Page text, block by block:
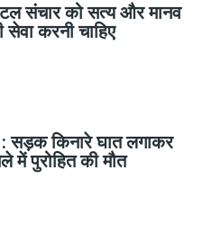
संचार को सत्य और मानव
सेवा करनी चाहिए
: सड़क किनारे घात लगाकर
में पुरोहित की मौत